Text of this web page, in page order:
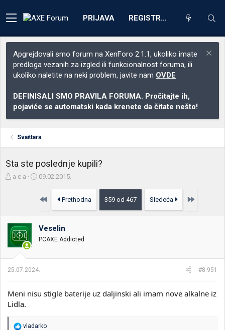
PRIJAVA REGISTRACIJA
Apgrejdovali smo forum na XenForo 2.1.1, ukoliko imate
predloga vezanih za izgled ili funkcionalnost foruma, ili
ukoliko naletite na neki problem, javite nam OVDE
DEFINISALI SMO PRAVILA FORUMA. Pročitajte ih,
pojaviće se automatski kada krenete da čitate nešto!
Svaštara
Sta ste poslednje kupili?
Z
i
k
t
e
m
a c a
D
u
o
k
e
j
09.02.2015.
Prvo Prethodna 359 od 467 Sledeća Poslednja
Veselin
PCAXE Addicted
25.07.2024. #8.951
Meni nisu stigle baterije uz daljinski ali imam nove alkalne iz
Lidla.
R
vladarko